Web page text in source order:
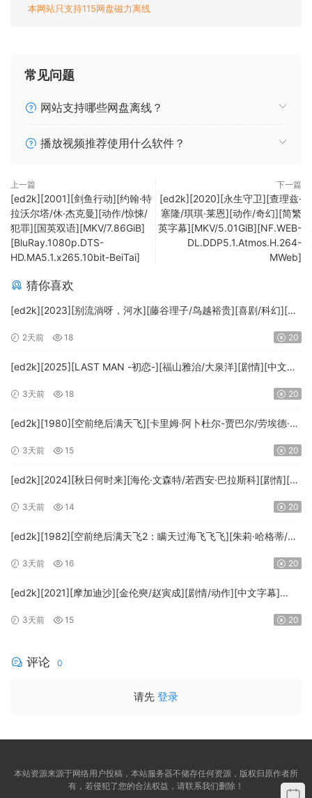
本网站只支持115网盘磁力离线
常见问题
网站支持哪些网盘离线？
播放视频推荐使用什么软件？
上一篇
[ed2k][2001][剑鱼行动][约翰·特
拉沃尔塔/休·杰克曼][动作/惊悚/
犯罪][国英双语][MKV/7.86GiB]
[BluRay.1080p.DTS-
HD.MA5.1.x265.10bit-BeiTai]
下一篇
[ed2k][2020][永生守卫][查理兹·
塞隆/琪琪·莱恩][动作/奇幻][简繁
英字幕][MKV/5.01GiB][NF.WEB-
DL.DDP5.1.Atmos.H.264-
MWeb]
猜你喜欢
[ed2k][2023][别流淌呀，河水][藤谷理子/鸟越裕贵][喜剧/科幻][中
2天前 18 20
[ed2k][2025][LAST MAN -初恋-][福山雅治/大泉洋][剧情][中文字
3天前 18 20
[ed2k][1980][空前绝后满天飞][卡里姆·阿卜杜尔-贾巴尔/劳埃德·布
HD.MA5.1.x265.10bit-BeiTai]
3天前 15 20
[ed2k][2024][秋日何时来][海伦·文森特/若西安·巴拉斯科][剧情][中
FRDS]
3天前 14 20
[ed2k][1982][空前绝后满天飞2：瞒天过海飞飞飞][朱莉·哈格蒂/罗
[1080p.BluRay.x264.DTS-WiKi]
3天前 16 20
[ed2k][2021][摩加迪沙][金伦奭/赵寅成][剧情/动作][中文字幕]
3天前 15 20
评论 0
请先 登录
本站资源来源于网络用户投稿，本站服务器不储存任何资源，版权归原作者所
有，若侵犯了您的合法权益，请联系我们删除！